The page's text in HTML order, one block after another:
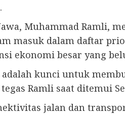
Muhammad Ramli,
masuk dalam daftar
ekonomi besar yang
kunci untuk
Ramli saat ditemui
jalan dan